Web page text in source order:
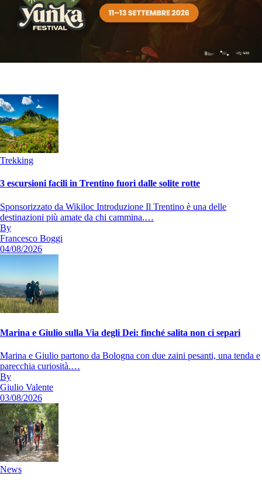
Trekking
3 escursioni facili in Trentino fuori dalle solite rotte
Sponsorizzato da Wikiloc Introduzione Il Trentino è una delle
destinazioni più amate da chi cammina.…
By
Francesco Boggi
04/08/2026
Marina e Giulio sulla Via degli Dei: finché salita non ci separi
Marina e Giulio partono da Bologna con due zaini pesanti, una tenda e
parecchia curiosità.…
By
Giulio Valente
03/08/2026
News